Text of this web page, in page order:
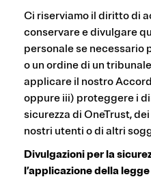
Ci riserviamo il diritto di
conservare e divulgare
personale se necessario
o un ordine di un
applicare il nostro
oppure iii) proteggere i
sicurezza di OneTrust,
nostri utenti o di altri
Divulgazioni per la
l’applicazione della legge